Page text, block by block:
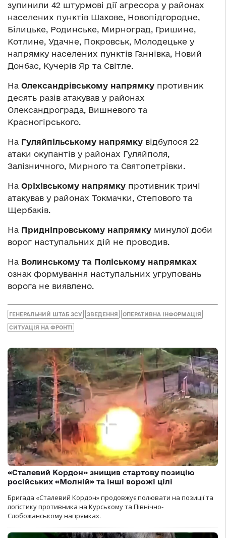
зупинили 42 штурмові дії агресора у районах
населених пунктів Шахове, Новопідгородне,
Білицьке, Родинське, Мирноград, Гришине,
Котлине, Удачне, Покровськ, Молодецьке у
напрямку населених пунктів Ганнівка, Новий
Донбас, Кучерів Яр та Світле.
На Олександрівському напрямку противник
десять разів атакував у районах
Олександрограда, Вишневого та
Красногірського.
На Гуляйпільському напрямку відбулося 22
атаки окупантів у районах Гуляйполя,
Залізничного, Мирного та Святопетрівки.
На Оріхівському напрямку противник тричі
атакував у районах Токмачки, Степового та
Щербаків.
На Придніпровському напрямку минулої доби
ворог наступальних дій не проводив.
На Волинському та Поліському напрямках
ознак формування наступальних угруповань
ворога не виявлено.
ГЕНЕРАЛЬНИЙ ШТАБ ЗСУ ЗВЕДЕННЯ ОПЕРАТИВНА ІНФОРМАЦІЯ
СИТУАЦІЯ НА ФРОНТІ
«Сталевий Кордон» знищив стартову позицію
російських «Молній» та інші ворожі цілі
Бригада «Сталевий Кордон» продовжує полювати на позиції та
логістику противника на Курському та Північно-
Слобожанському напрямках.